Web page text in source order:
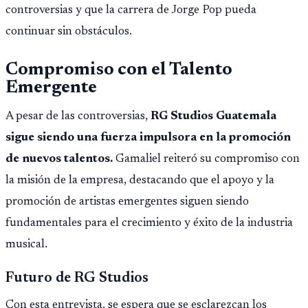
controversias y que la carrera de Jorge Pop pueda
continuar sin obstáculos.
Compromiso con el Talento
Emergente
A pesar de las controversias, RG Studios Guatemala
sigue siendo una fuerza impulsora en la promoción
de nuevos talentos. Gamaliel reiteró su compromiso con
la misión de la empresa, destacando que el apoyo y la
promoción de artistas emergentes siguen siendo
fundamentales para el crecimiento y éxito de la industria
musical.
Futuro de RG Studios
Con esta entrevista, se espera que se esclarezcan los